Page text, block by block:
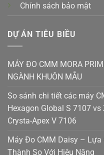
Chính sách bảo mật
DỰ ÁN TIÊU BIỀU
MÁY ĐO CMM MORA
NGÀNH KHUÔN MẪU
So sánh chi tiết các máy
Hexagon Global S 7107
Crysta-Apex V 7106
Máy Đo CMM Daisy – Lựa
Thành So Với Hiệu Năng